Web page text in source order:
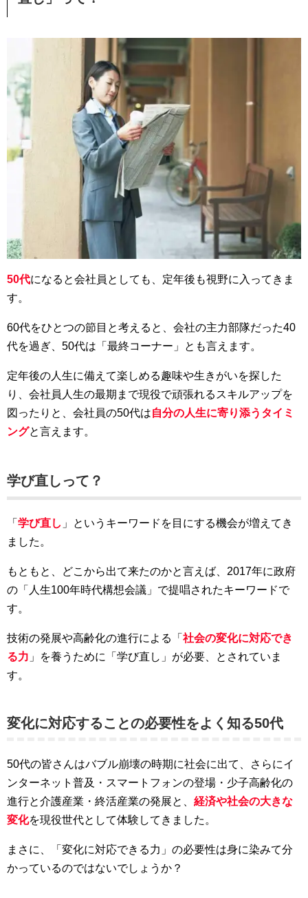
50代になると会社員としても、定年後も視野に入ってきま
す。
60代をひとつの節目と考えると、会社の主力部隊だった40
代を過ぎ、50代は「最終コーナー」とも言えます。
定年後の人生に備えて楽しめる趣味や生きがいを探した
り、会社員人生の最期まで現役で頑張れるスキルアップを
図ったりと、会社員の50代は自分の人生に寄り添うタイミ
ングと言えます。
学び直しって？
「 学び直し 」というキーワードを目にする機会が増えてき
ました。
もともと、どこから出て来たのかと言えば、2017年に政府
の「人生100年時代構想会議」で提唱されたキーワードで
す。
技術の発展や高齢化の進行による「 社会の変化に対応でき
る力 」を養うために「学び直し」が必要、とされていま
す。
変化に対応することの必要性をよく知る50代
50代の皆さんはバブル崩壊の時期に社会に出て、さらにイ
ンターネット普及・スマートフォンの登場・少子高齢化の
進行と介護産業・終活産業の発展と、 経済や社会の大きな
変化を現役世代として体験してきました。
まさに、「変化に対応できる力」の必要性は身に染みて分
かっているのではないでしょうか？